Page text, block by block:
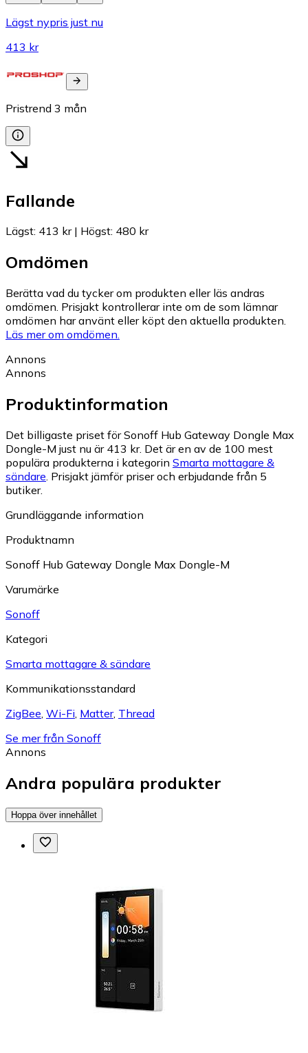
Lägst nypris just nu
413 kr
Pristrend 3 mån
Fallande
Lägst: 413 kr| Högst: 480 kr
Omdömen
Berätta vad du tycker om produkten eller läs andras
omdömen. Prisjakt kontrollerar inte om de som lämnar
omdömen har använt eller köpt den aktuella produkten.
Läs mer om omdömen.
Annons
Annons
Produktinformation
Det billigaste priset för Sonoff Hub Gateway Dongle Max
Dongle-M just nu är 413 kr. Det är en av de 100 mest
populära produkterna i kategorin Smarta mottagare &
sändare. Prisjakt jämför priser och erbjudande från 5
butiker.
Grundläggande information
Produktnamn
Sonoff Hub Gateway Dongle Max Dongle-M
Varumärke
Sonoff
Kategori
Smarta mottagare & sändare
Kommunikationsstandard
ZigBee, Wi-Fi, Matter, Thread
Se mer från Sonoff
Annons
Andra populära produkter
Hoppa över innehållet